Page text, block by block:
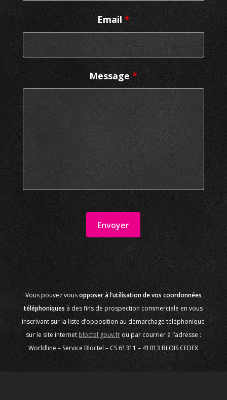
Email*
Message*
Vous pouvez vousopposer à l’utilisation de vos coordonnées
téléphoniques à des fins de prospection commerciale en vous
inscrivant sur la liste d’opposition au démarchage téléphonique
sur le site internetbloctel.gouv.frou par courrier à l’adresse :
Worldline – Service Bloctel – CS 61311 – 41013 BLOIS CEDEX